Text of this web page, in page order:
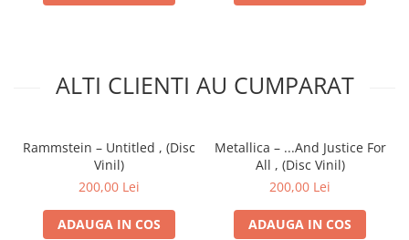
ALTI CLIENTI AU CUMPARAT
Rammstein – Untitled , (Disc
Vinil)
200,00 Lei
ADAUGA IN COS
Metallica – ...And Justice For
All , (Disc Vinil)
200,00 Lei
ADAUGA IN COS